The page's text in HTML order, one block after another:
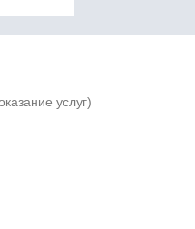
услуг)